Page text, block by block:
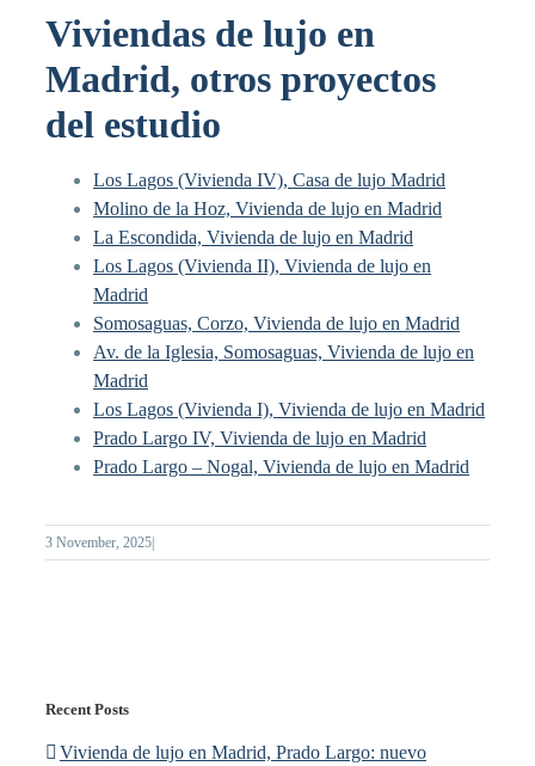
Viviendas de lujo en
Madrid, otros proyectos
del estudio
Los Lagos (Vivienda IV), Casa de lujo Madrid
Molino de la Hoz, Vivienda de lujo en Madrid
La Escondida, Vivienda de lujo en Madrid
Los Lagos (Vivienda II), Vivienda de lujo en
Madrid
Somosaguas, Corzo, Vivienda de lujo en Madrid
Av. de la Iglesia, Somosaguas, Vivienda de lujo en
Madrid
Los Lagos (Vivienda I), Vivienda de lujo en Madrid
Prado Largo IV, Vivienda de lujo en Madrid
Prado Largo – Nogal, Vivienda de lujo en Madrid
3 November, 2025|
Recent Posts
Vivienda de lujo en Madrid, Prado Largo: nuevo